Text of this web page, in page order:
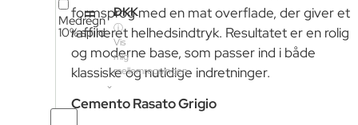
Medregn
10% spild
= DKK
ⓘ
Vis
mig
mellemregningen
formsprog med en mat overflade, der giver et
raffineret helhedsindtryk. Resultatet er en rolig
og moderne base, som passer ind i både
klassiske og nutidige indretninger.
Cemento Rasato Grigio